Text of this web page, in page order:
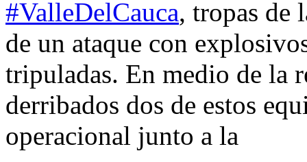
#ValleDelCauca, tropas de
de un ataque con
tripuladas. En medio de la
derribados dos de estos
operacional junto a la